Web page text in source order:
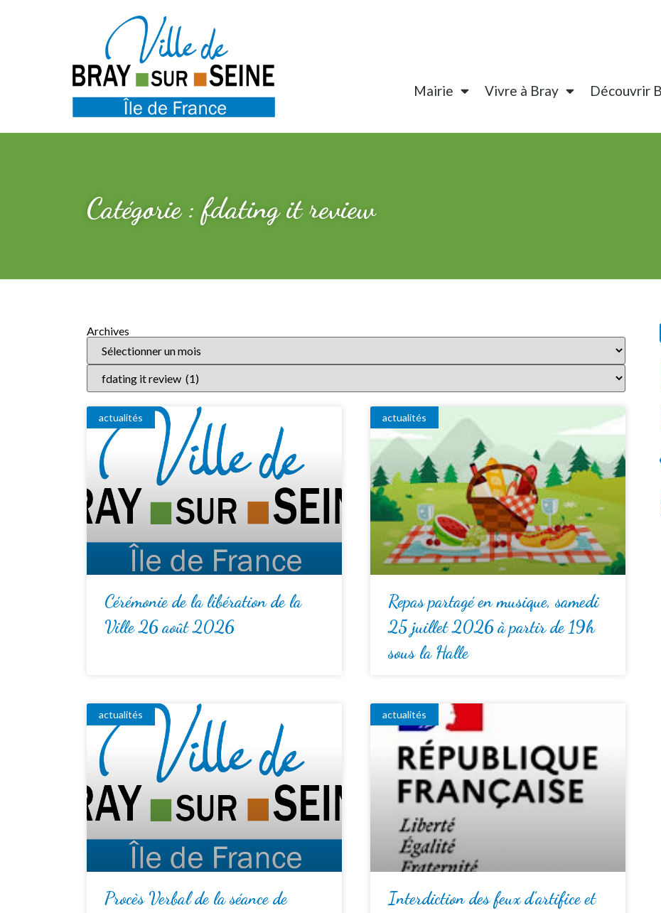
Mairie Vivre à Bray Découvrir
Catégorie : fdating it review
Archives
actualités
Cérémonie de la libération de la
Ville 26 août 2026
actualités
Repas partagé en musique, samedi
25 juillet 2026 à partir de 19h
sous la Halle
actualités
Procès Verbal de la séance de
actualités
Interdiction des feux d’artifice et